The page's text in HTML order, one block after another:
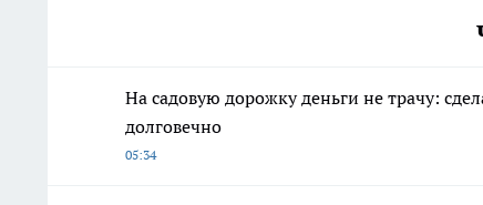
На садовую дорожку деньги не трачу:
долговечно
05:34